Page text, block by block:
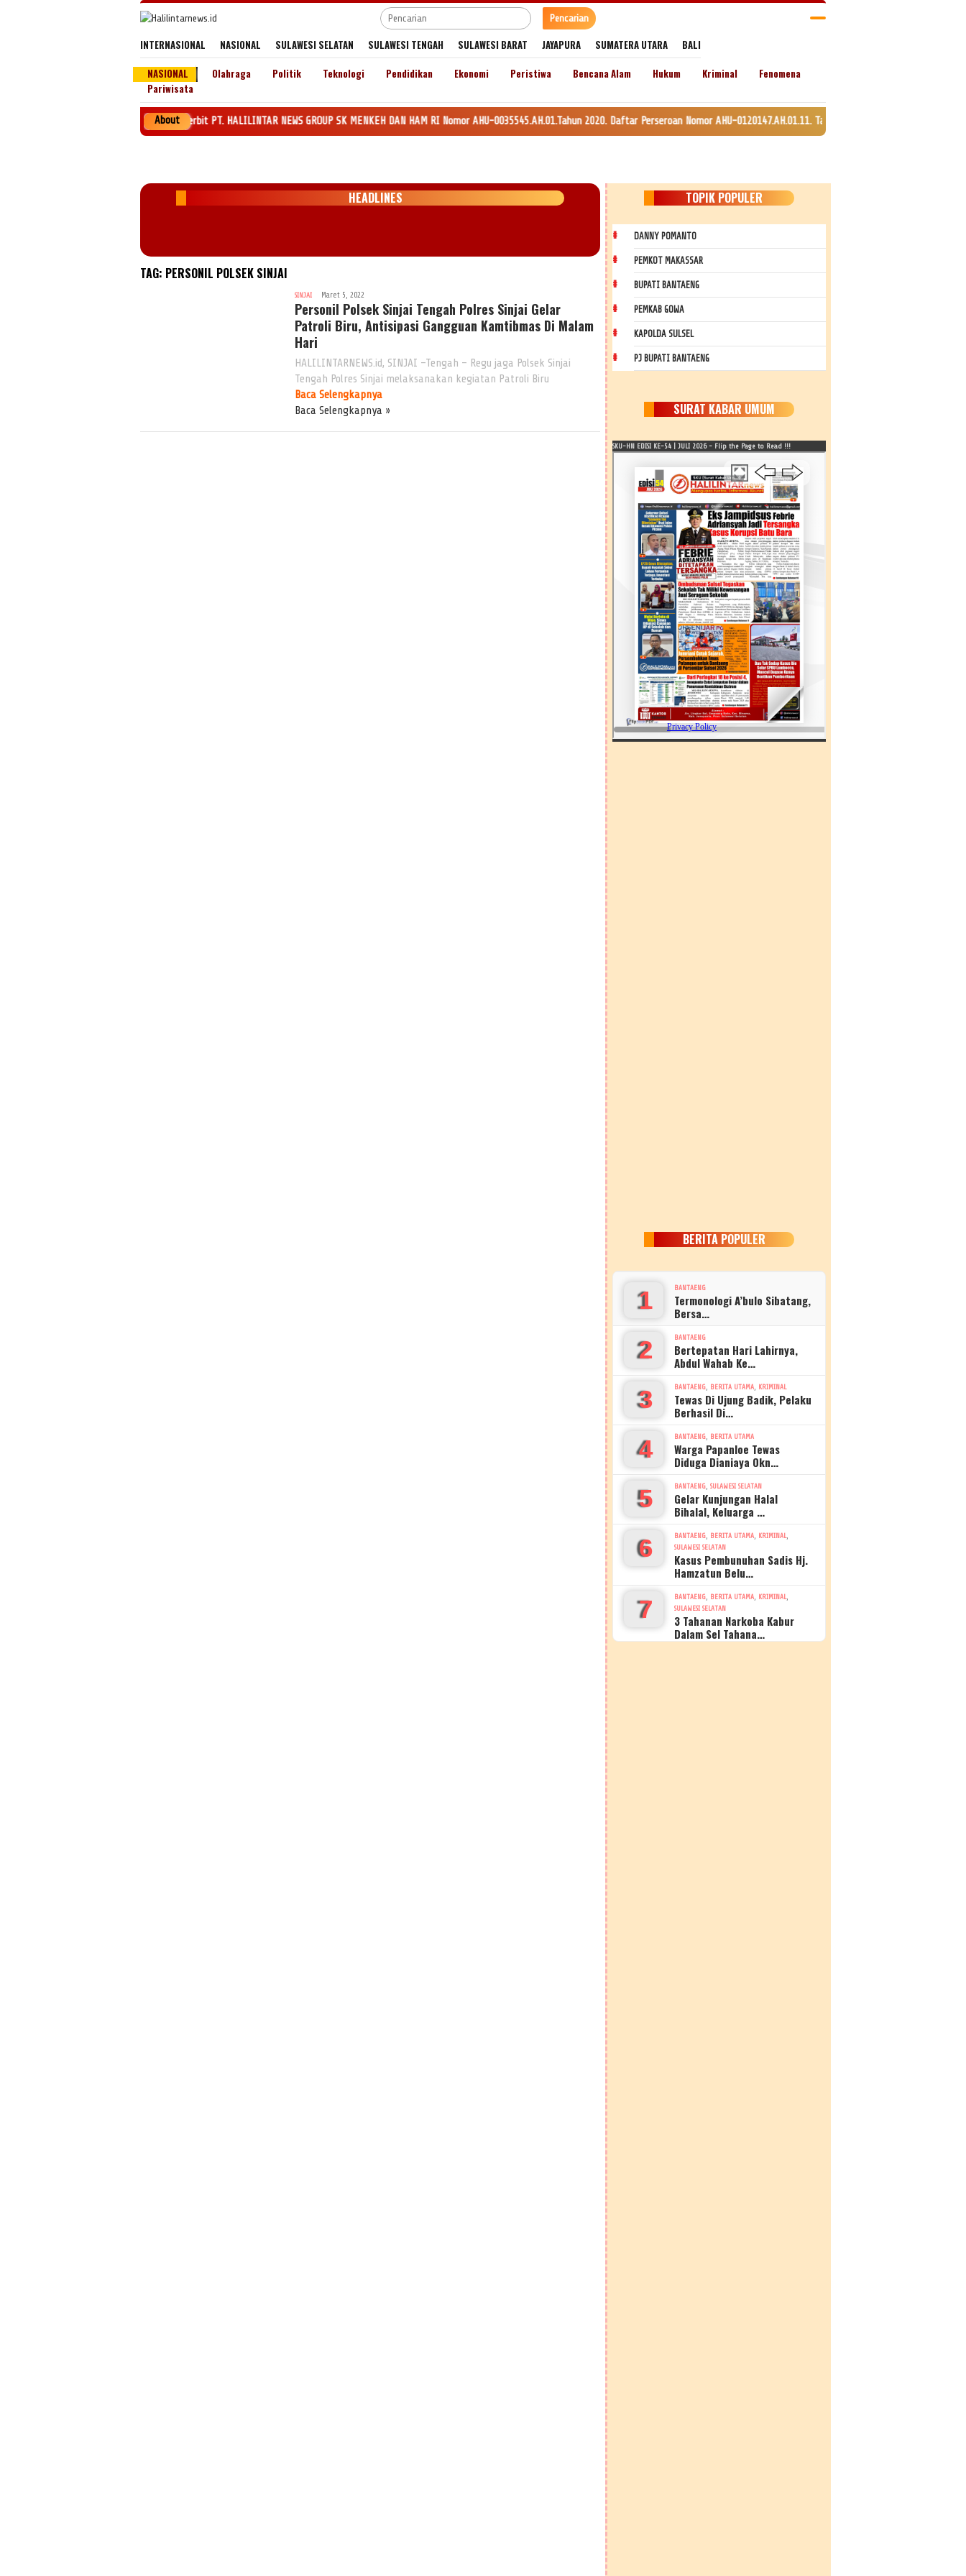
Pencarian
INTERNASIONAL NASIONAL SULAWESI SELATAN SULAWESI TENGAH SULAWESI BARAT JAYAPURA SUMATERA UTARA
BALI
NASIONAL
Olahraga Politik Teknologi Pendidikan Ekonomi Peristiwa Bencana Alam Hukum Kriminal
Fenomena
Pariwisata
About
Penerbit PT. HALILINTAR NEWS GROUP SK MENKEH DAN HAM RI Nomor AHU-0035545.AH.01.Tahun 2020. Daftar Perseroan Nomor AHU-0120147.AH.01.11. Tanggal 24 Juli 2020. lamat: Jln. Lingkar
HEADLINES
TAG: PERSONIL POLSEK SINJAI
SINJAI Maret 5, 2022
Personil Polsek Sinjai Tengah Polres Sinjai Gelar
Patroli Biru, Antisipasi Gangguan Kamtibmas Di Malam
Hari
HALILINTARNEWS.id, SINJAI –Tengah – Regu jaga Polsek Sinjai
Tengah Polres Sinjai melaksanakan kegiatan Patroli Biru
Baca Selengkapnya
Baca Selengkapnya »
TOPIK POPULER
DANNY POMANTO
PEMKOT MAKASSAR
BUPATI BANTAENG
PEMKAB GOWA
KAPOLDA SULSEL
PJ BUPATI BANTAENG
SURAT KABAR UMUM
SKU-HN EDISI KE-54 | JULI 2026 - Flip the Page to Read !!!
BERITA POPULER
1 BANTAENG
Termonologi A’bulo Sibatang,
Bersa…
2 BANTAENG
Bertepatan Hari Lahirnya,
Abdul Wahab Ke…
3 BANTAENG, BERITA UTAMA, KRIMINAL
Tewas Di Ujung Badik, Pelaku
Berhasil Di…
4 BANTAENG, BERITA UTAMA
Warga Papanloe Tewas
Diduga Dianiaya Okn…
5 BANTAENG,SULAWESI SELATAN
Gelar Kunjungan Halal
Bihalal, Keluarga …
6 BANTAENG, BERITA UTAMA, KRIMINAL,
SULAWESI SELATAN
Kasus Pembunuhan Sadis Hj.
Hamzatun Belu…
7 BANTAENG, BERITA UTAMA, KRIMINAL,
SULAWESI SELATAN
3 Tahanan Narkoba Kabur
Dalam Sel Tahana…